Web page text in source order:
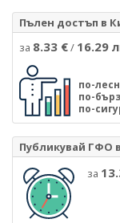
Пълен достъп в
за 8.33 €/ 16.29
по-
по-
по-
Публикувай ГФО
за